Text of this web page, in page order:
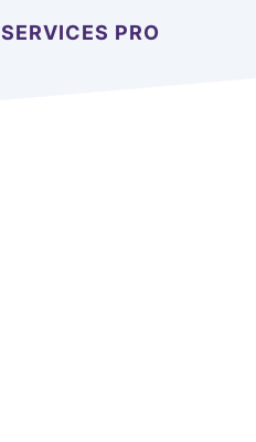
SERVICES PRO